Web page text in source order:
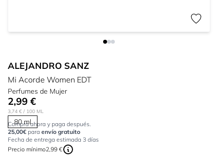
ALEJANDRO SANZ
Mi Acorde Women EDT
Perfumes de Mujer
2,99 €
3,74 € / 100 ML
80 ml
Compra ahora y paga después.
25,00€ para envío gratuito
Fecha de entrega estimada 3 días
Precio mínimo2,99 €